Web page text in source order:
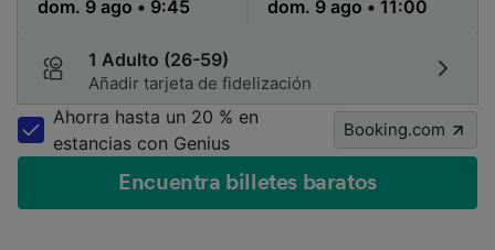
1 Adulto (26-59)
Añadir tarjeta de fidelización
Ahorra hasta un 20 % en
estancias con Genius
Booking.com
Encuentra billetes baratos